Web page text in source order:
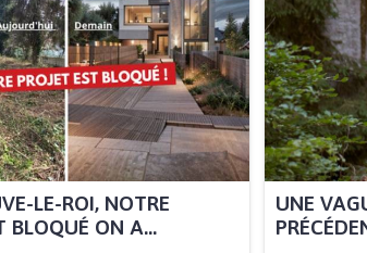
LE-ROI, NOTRE
BLOQUÉ ON A...
UNE